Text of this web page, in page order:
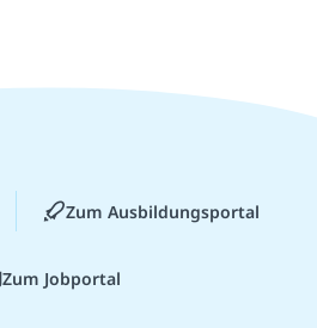
Zum Ausbildungsportal
Zum Jobportal